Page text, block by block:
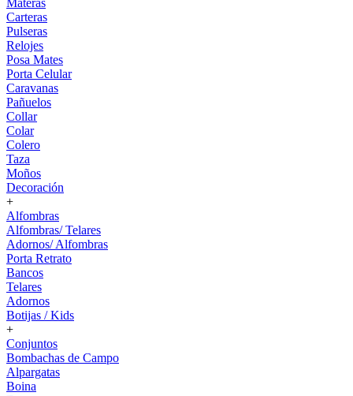
Materas
Carteras
Pulseras
Relojes
Posa Mates
Porta Celular
Caravanas
Pañuelos
Collar
Colar
Colero
Taza
Moños
Decoración
+
Alfombras
Alfombras/ Telares
Adornos/ Alfombras
Porta Retrato
Bancos
Telares
Adornos
Botijas / Kids
+
Conjuntos
Bombachas de Campo
Alpargatas
Boina